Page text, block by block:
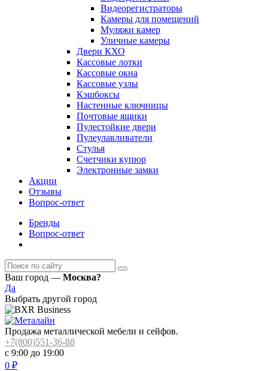
Видеорегистраторы
Камеры для помещений
Муляжи камер
Уличные камеры
Двери КХО
Кассовые лотки
Кассовые окна
Кассовые узлы
Кэшбоксы
Настенные ключницы
Почтовые ящики
Пулестойкие двери
Пулеулавливатели
Стулья
Счетчики купюр
Электронные замки
Акции
Отзывы
Вопрос-ответ
Бренды
Вопрос-ответ
Ваш город — Москва?
Да
Выбрать другой город
Продажа металлической мебели и сейфов.
+7(800)551-36-88
с 9:00 до 19:00
0 ₽